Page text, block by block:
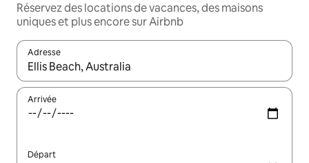
Réservez des locations de vacances, des maisons
uniques et plus encore sur Airbnb
Adresse
Lorsque les résultats s'affichent, utilisez les flèches vers le
Arrivée
Départ